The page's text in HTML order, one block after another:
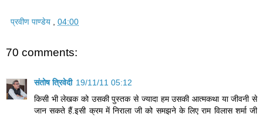
प्रवीण पाण्डेय 04:00
70 comments:
संतोष त्रिवेदी 19/11/11 05:12
किसी भी लेखक को उसकी पुस्तक से ज्यादा हम उसकी आत्मकथा या जीवनी से
जान सकते हैं.इसी क्रम में निराला जी को समझने के लिए राम विलास शर्मा जी